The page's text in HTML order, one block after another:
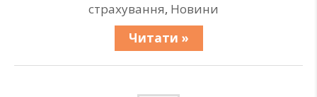
страхування, Новини
Читати »